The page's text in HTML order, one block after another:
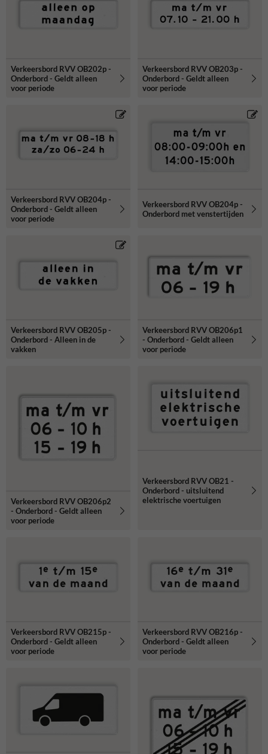
Verkeersbord RVV OB202p -
Onderbord - Geldt alleen
voor periode
Verkeersbord RVV OB203p -
Onderbord - Geldt alleen
voor periode
Verkeersbord RVV OB204p -
Onderbord - Geldt alleen
voor periode
Verkeersbord RVV OB204p -
Onderbord met venstertijden
Verkeersbord RVV OB205p -
Onderbord - Alleen in de
vakken
Verkeersbord RVV OB206p1
- Onderbord - Geldt alleen
voor periode
Verkeersbord RVV OB206p2
- Onderbord - Geldt alleen
voor periode
Verkeersbord RVV OB21 -
Onderbord - uitsluitend
elektrische voertuigen
Verkeersbord RVV OB215p -
Onderbord - Geldt alleen
voor periode
Verkeersbord RVV OB216p -
Onderbord - Geldt alleen
voor periode